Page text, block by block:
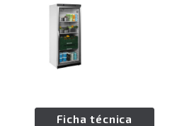
Ficha técnica